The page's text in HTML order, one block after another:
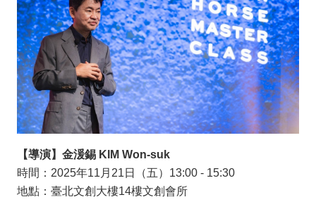
【導演】金湲錫 KIM Won-suk
時間： 2025年11 月 21 日（五） 13:00 - 15:30
地點：臺北文創大樓14樓文創會所